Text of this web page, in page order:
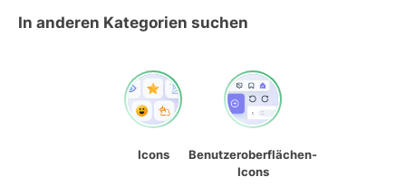
In anderen Kategorien suchen
Icons
Benutzeroberflächen-
Icons